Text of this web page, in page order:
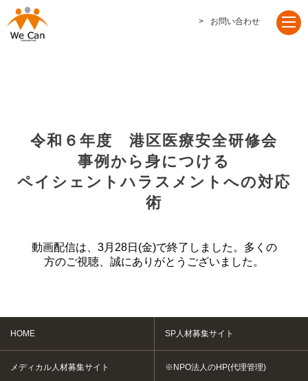
お問い合わせ
令和６年度 港区医療安全研修会
事例から身につける
ペイシェントハラスメントへの対応
術
動画配信は、3月28日(金)で終了しました。多くの
方のご視聴、誠にありがとうございました。
HOME SP人材募集サイト
メディカル人材募集サイト ※NPO法人のHP(代理管理)